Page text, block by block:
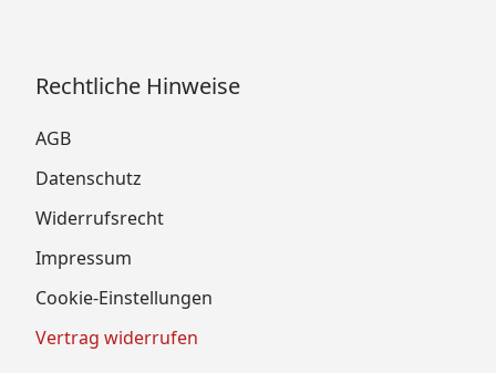
Rechtliche Hinweise
AGB
Datenschutz
Widerrufsrecht
Impressum
Cookie-Einstellungen
Vertrag widerrufen